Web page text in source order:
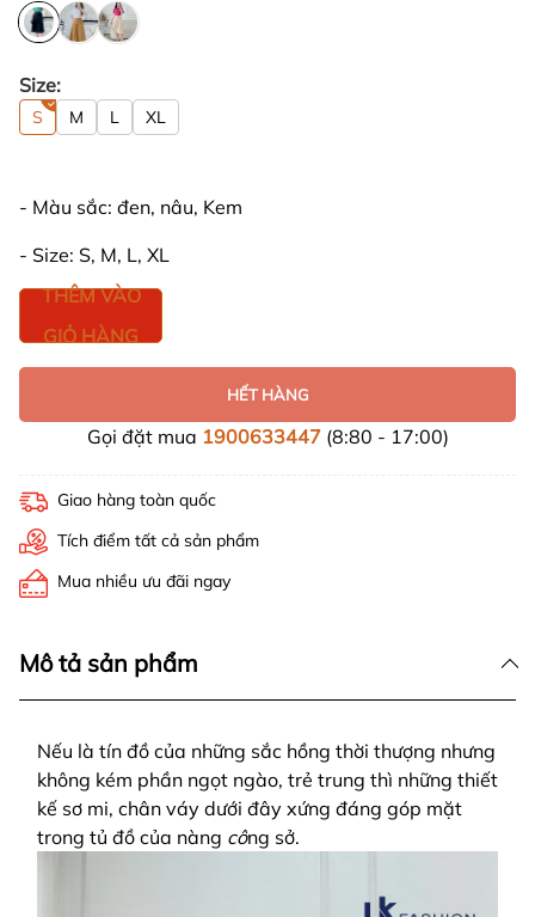
Size:
S M L XL
- Màu sắc: đen, nâu, Kem
- Size: S, M, L, XL
THÊM VÀO
GIỎ HÀNG
HẾT HÀNG
Gọi đặt mua 1900633447(8:80 - 17:00)
Giao hàng toàn quốc
Tích điểm tất cả sản phẩm
Mua nhiều ưu đãi ngay
Mô tả sản phẩm
Nếu là tín đồ của những sắc hồng thời thượng nhưng
không kém phần ngọt ngào, trẻ trung thì những thiết
kế sơ mi, chân váy dưới đây xứng đáng góp mặt
trong tủ đồ của nàng công sở.